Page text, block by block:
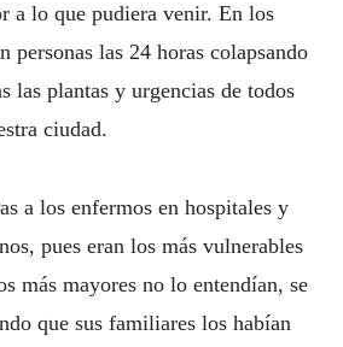
a lo que pudiera venir. En los
personas las 24 horas colapsando
las plantas y urgencias de todos
ciudad.
a los enfermos en hospitales y
pues eran los más vulnerables
más mayores no lo entendían, se
que sus familiares los habían